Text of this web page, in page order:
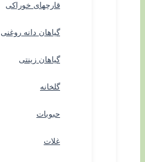
قارچهای خوراکی
گیاهان دانه روغنی
گیاهان زینتی
گلخانه
حبوبات
غلات